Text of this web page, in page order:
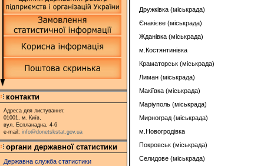
контакти
Адреса для листування:
01001, м. Київ,
вул. Еспланадна, 4-6
e-mail: info@donetskstat.gov.ua
органи державної статистики
Державна служба статистики
Дружківка (міськрада)
Єнакієве (міськрада)
Жданівка (міськрада)
м.Костянтинівка
Краматорськ (міськрада)
Лиман (міськрада)
Макіївка (міськрада)
Маріуполь (міськрада)
Мирноград (міськрада)
м.Новогродівка
Покровськ (міськрада)
Селидове (міськрада)